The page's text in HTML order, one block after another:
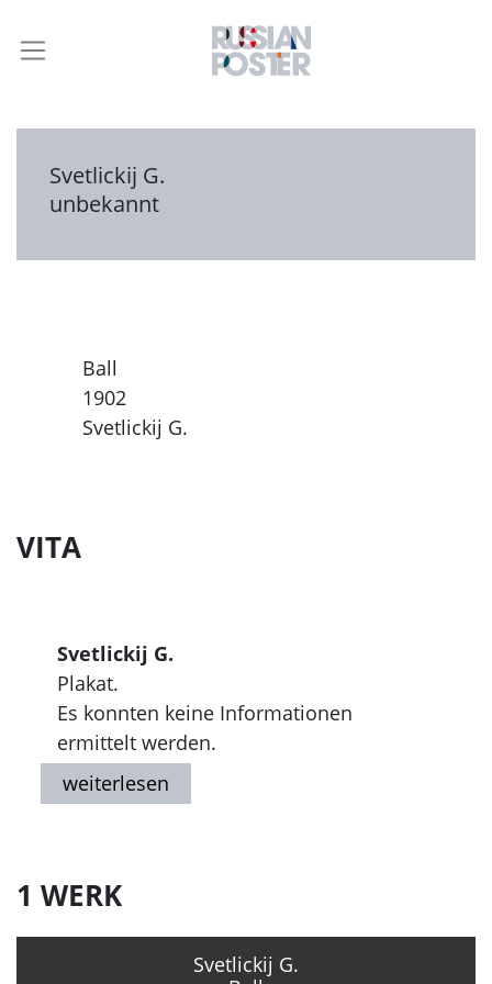
Svetlickij G.
unbekannt
Ball
1902
Svetlickij G.
VITA
Svetlickij G.
Plakat.
Es konnten keine Informationen
ermittelt werden.
1 WERK
Svetlickij G.